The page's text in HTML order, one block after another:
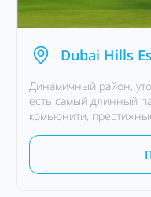
Dubai Hills
Динамичный район,
есть самый длинный
комьюнити,